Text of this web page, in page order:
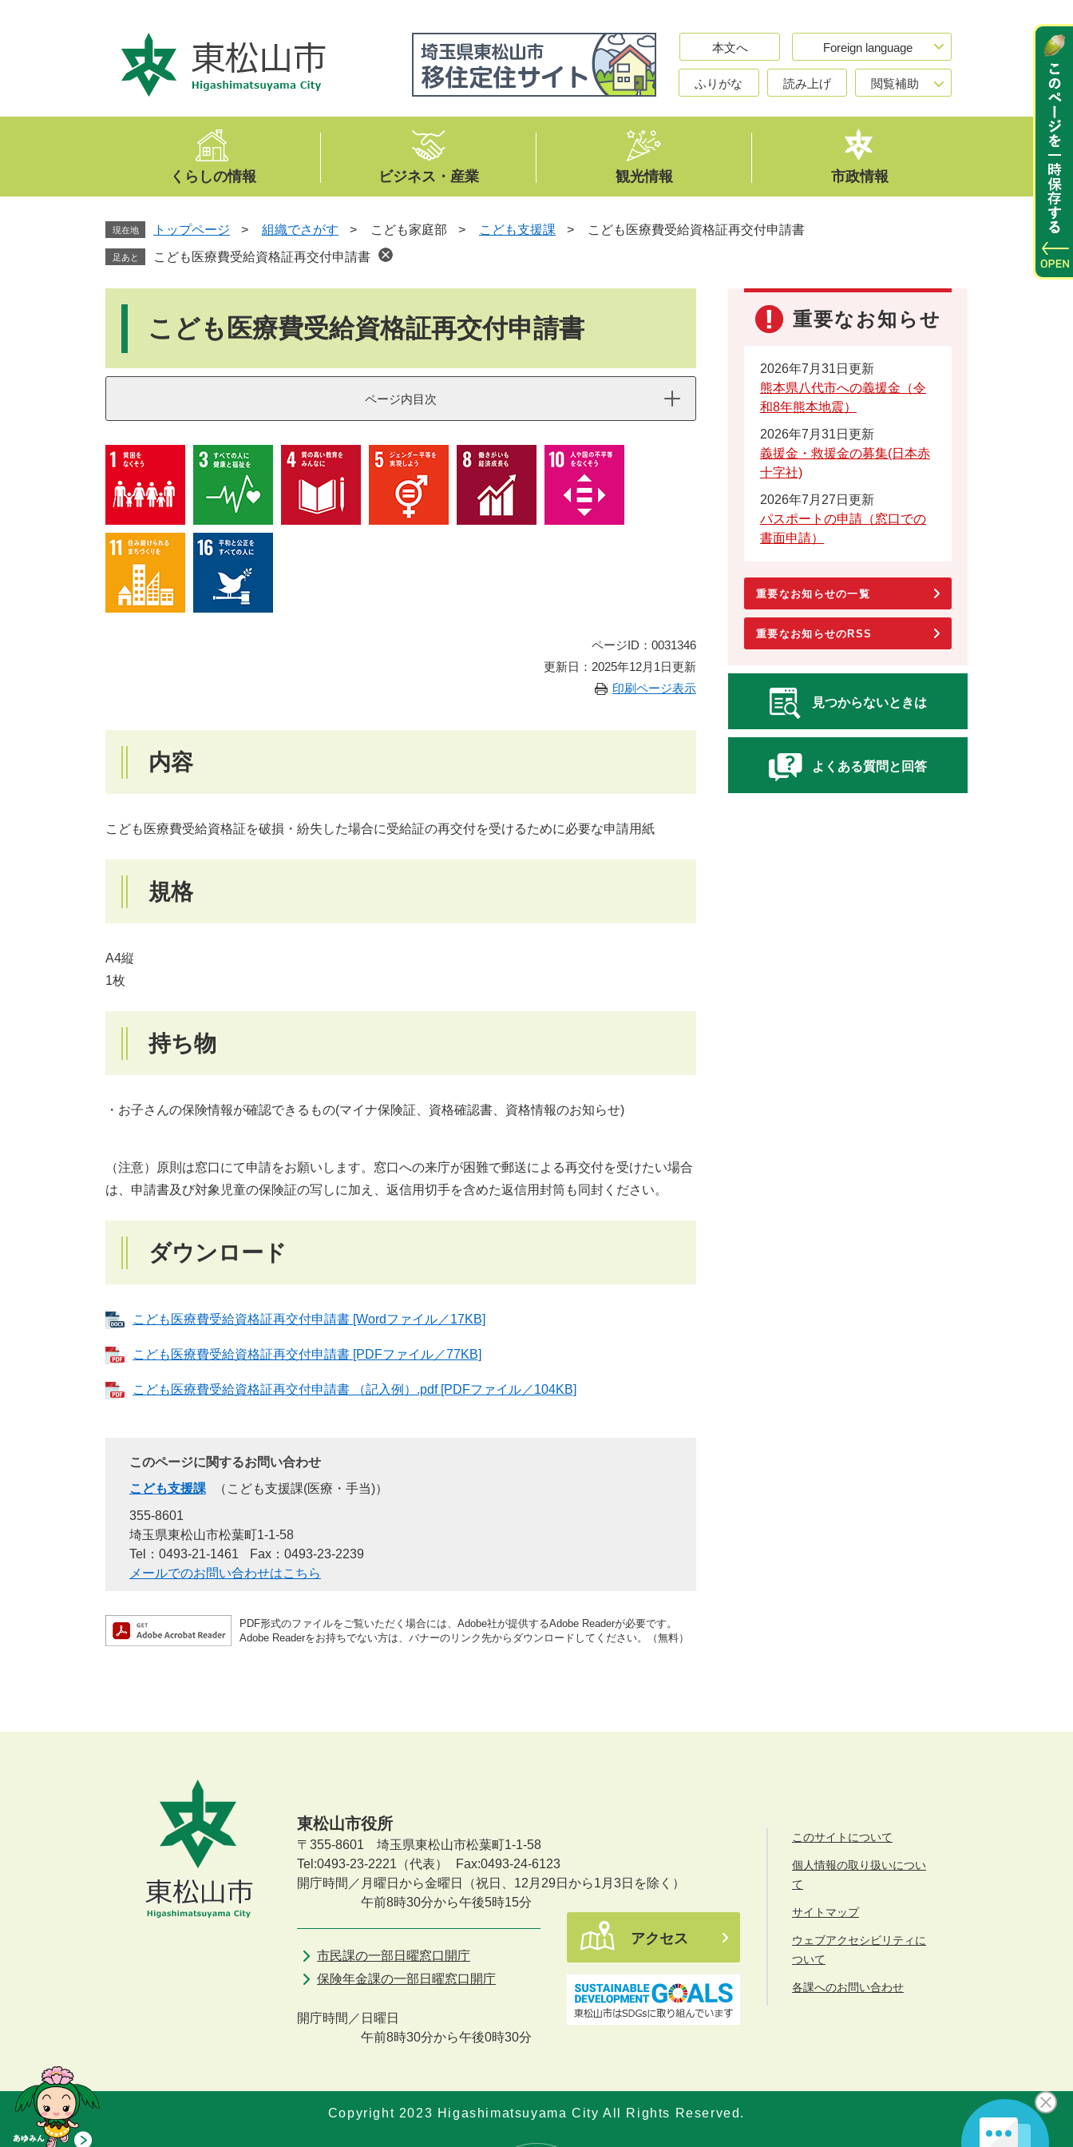
文
本文へ Foreign language
ふりがな 読み上げ 閲覧補助
くらしの情報 ビジネス・産業 観光情報 市政情報
現在地 トップページ > 組織でさがす > こども家庭部 > こども支援課 > こども医療費受給資格証再交付申請書
足あと こども医療費受給資格証再交付申請書
こども医療費受給資格証再交付申請書
ページ内目次
ページID：0031346
更新日：2025年12月1日更新
印刷ページ表示
内容
こども医療費受給資格証を破損・紛失した場合に受給証の再交付を受けるために必要な申請用紙
規格
A4縦
1枚
持ち物
・お子さんの保険情報が確認できるもの(マイナ保険証、資格確認書、資格情報のお知らせ)
（注意）原則は窓口にて申請をお願いします。窓口への来庁が困難で郵送による再交付を受けたい場合
は、申請書及び対象児童の保険証の写しに加え、返信用切手を含めた返信用封筒も同封ください。
ダウンロード
こども医療費受給資格証再交付申請書 [Wordファイル／17KB]
こども医療費受給資格証再交付申請書 [PDFファイル／77KB]
こども医療費受給資格証再交付申請書 （記入例）.pdf [PDFファイル／104KB]
このページに関するお問い合わせ
こども支援課
こども支援課(医療・手当)
355-8601
埼玉県東松山市松葉町1-1-58
Tel：0493-21-1461
Fax：0493-23-2239
メールでのお問い合わせはこちら
PDF形式のファイルをご覧いただく場合には、Adobe社が提供するAdobe Readerが必要です。
Adobe Readerをお持ちでない方は、バナーのリンク先からダウンロードしてください。（無料）
重要なお知らせ
2026年7月31日更新
熊本県八代市への義援金（令
和8年熊本地震）
2026年7月31日更新
義援金・救援金の募集(日本赤
十字社)
2026年7月27日更新
パスポートの申請（窓口での
書面申請）
重要なお知らせの一覧
重要なお知らせのRSS
見つからないときは
よくある質問と回答
東松山市役所
〒355-8601 埼玉県東松山市松葉町1-1-58
Tel:0493-23-2221（代表）
Fax:0493-24-6123
開庁時間／月曜日から金曜日
（祝日、12月29日から1月3日を除く）
午前8時30分から午後5時15分
市民課の一部日曜窓口開庁
保険年金課の一部日曜窓口開庁
開庁時間／ 日曜日
午前8時30分から午後0時30分
アクセス
このサイトについて
個人情報の取り扱いについ
て
サイトマップ
ウェブアクセシビリティに
ついて
各課へのお問い合わせ
Copyright 2023 Higashimatsuyama City All Rights Reserved.